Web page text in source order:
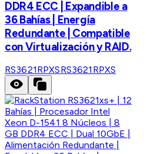
DDR4 ECC | Expandible a
36 Bahías | Energía
Redundante | Compatible
con Virtualización y RAID.
RS3621RPXSRS3621RPXS